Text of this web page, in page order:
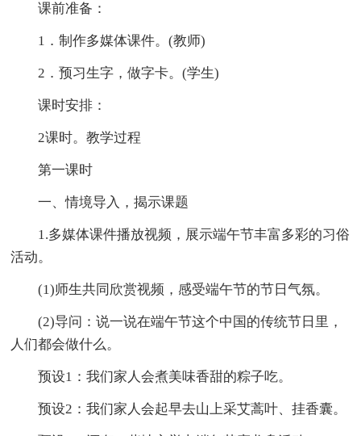
课前准备：
1．制作多媒体课件。(教师)
2．预习生字，做字卡。(学生)
课时安排：
2课时。教学过程
第一课时
一、情境导入，揭示课题
1.多媒体课件播放视频，展示端午节丰富多彩的习俗
活动。
(1)师生共同欣赏视频，感受端午节的节日气氛。
(2)导问：说一说在端午节这个中国的传统节日里，
人们都会做什么。
预设1：我们家人会煮美味香甜的粽子吃。
预设2：我们家人会起早去山上采艾蒿叶、挂香囊。